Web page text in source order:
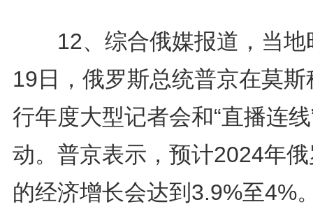
12、综合俄媒报道，当地
19日，俄罗斯总统普京在莫斯
行年度大型记者会和“直播连线
动。普京表示，预计2024年
的经济增长会达到3.9%至4%